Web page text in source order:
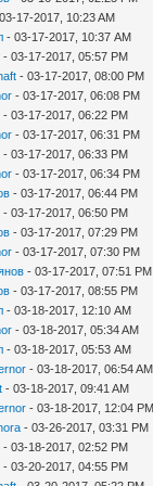
17-2017, 10:23 AM
- 03-17-2017, 10:37 AM
- 03-17-2017, 05:57 PM
- 03-17-2017, 08:00 PM
- 03-17-2017, 06:08 PM
- 03-17-2017, 06:22 PM
- 03-17-2017, 06:31 PM
- 03-17-2017, 06:33 PM
- 03-17-2017, 06:34 PM
- 03-17-2017, 06:44 PM
- 03-17-2017, 06:50 PM
- 03-17-2017, 07:29 PM
- 03-17-2017, 07:30 PM
- 03-17-2017, 07:51 PM
- 03-17-2017, 08:55 PM
- 03-18-2017, 12:10 AM
- 03-18-2017, 05:34 AM
- 03-18-2017, 05:53 AM
- 03-18-2017, 06:54 AM
- 03-18-2017, 09:41 AM
- 03-18-2017, 12:04
- 03-26-2017, 03:31 PM
- 03-18-2017, 02:52 PM
- 03-20-2017, 04:55 PM